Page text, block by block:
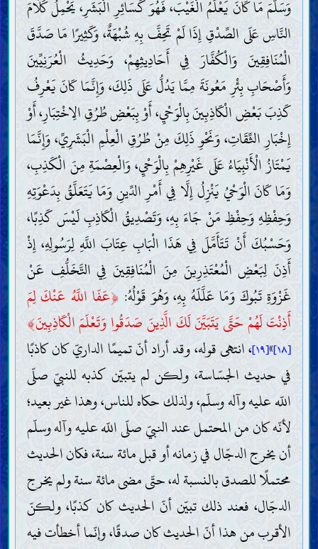
وَسَلَّمَ مَا كَانَ يَعْلَمُ الْغَيْبَ، فَهُوَ كَسَائِرِ الْبَشَرِ، يَحْمِلُ كَلَامَ
النَّاسِ عَلَى الصِّدْقِ إِذَا لَمْ تَحِفَّ بِهِ شُبْهَةٌ، وَكَثِيرًا مَا صَدَّقَ
الْمُنَافِقِينَ وَالْكُفَّارَ فِي أَحَادِيثِهِمْ، وَحَدِيثُ الْعُرَنِيِّينَ
وَأَصْحَابِ بِئْرِ مَعُونَةَ مِمَّا يَدُلُّ عَلَى ذَلِكَ، وَإِنَّمَا كَانَ يَعْرِفُ
كَذِبَ بَعْضِ الْكَاذِبِينَ بِالْوَحْيِ، أَوْ بِبَعْضِ طُرُقِ الِاخْتِبَارِ، أَوْ
إِخْبَارِ الثِّقَاتِ، وَنَحْوِ ذَلِكَ مِنْ طُرُقِ الْعِلْمِ الْبَشَرِيِّ، وَإِنَّمَا
يَمْتَازُ الْأَنْبِيَاءُ عَلَى غَيْرِهِمْ بِالْوَحْيِ، وَالْعِصْمَةِ مِنَ الْكَذِبِ،
وَمَا كَانَ الْوَحْيُ يَنْزِلُ إِلَّا فِي أَمْرِ الدِّينِ وَمَا يَتَعَلَّقُ بِدَعْوَتِهِ
وَحِفْظِهِ وَحِفْظِ مَنْ جَاءَ بِهِ، وَتَصْدِيقُ الْكَاذِبِ لَيْسَ كَذِبًا،
وَحَسْبُكَ أَنْ تَتَأَمَّلَ فِي هَذَا الْبَابِ عِتَابَ اللَّهِ لِرَسُولِهِ، إِذْ
أَذِنَ لِبَعْضِ الْمُعْتَذِرِينَ مِنَ الْمُنَافِقِينَ فِي التَّخَلُّفِ عَنْ
غَزْوَةِ تَبُوكَ وَمَا عَلَّلَهُ بِهِ، وَهُوَ قَوْلُهُ: ﴿عَفَا اللَّهُ عَنْكَ لِمَ
أَذِنْتَ لَهُمْ حَتَّى يَتَبَيَّنَ لَكَ الَّذِينَ صَدَقُوا وَتَعْلَمَ الْكَاذِبِينَ﴾
[١٨] »[١٩] ، انتهى قوله، وقد أراد أنّ تميمًا الداريّ كان كاذبًا
في حديث الجسّاسة، ولكن لم يتبيّن كذبه للنبيّ صلّى
اللّه عليه وآله وسلّم، ولذلك حكاه للناس، وهذا غير بعيد؛
لأنّه كان من المحتمل عند النبيّ صلّى اللّه عليه وآله وسلّم
أن يخرج الدجّال في زمانه أو قبل مائة سنة، فكان الحديث
محتملًا للصدق بالنسبة له، حتّى مضى مائة سنة ولم يخرج
الدجّال، فعند ذلك تبيّن أنّ الحديث كان كذبًا، ولكنّ
الأقرب من هذا أنّ الحديث كان صدقًا، وإنّما أخطأت فيه